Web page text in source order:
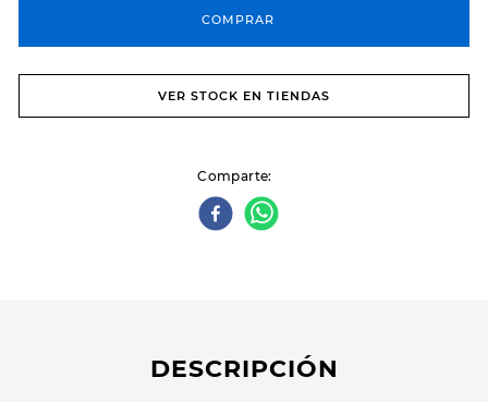
COMPRAR
VER STOCK EN TIENDAS
Comparte
DESCRIPCIÓN